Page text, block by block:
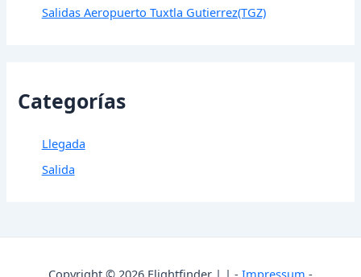
Salidas Aeropuerto Tuxtla Gutierrez(TGZ)
Categorías
Llegada
Salida
Copyright © 2026 Flightfinder | | - Impressum -